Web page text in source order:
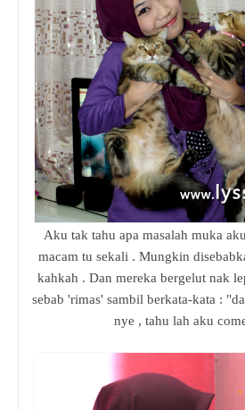
Aku tak tahu apa masalah muka
macam tu sekali . Mungkin
kahkah . Dan mereka bergelut nak
sebab 'rimas' sambil berkata-kata :
nye , tahu lah aku